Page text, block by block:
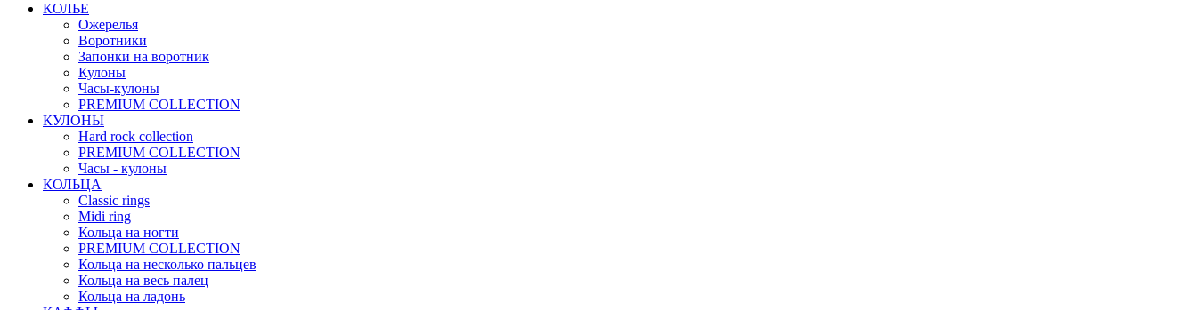
КОЛЬЕ
Ожерелья
Воротники
Запонки на воротник
Кулоны
Часы-кулоны
PREMIUM COLLECTION
КУЛОНЫ
Hard rock collection
PREMIUM COLLECTION
Часы - кулоны
КОЛЬЦА
Classic rings
Midi ring
Кольца на ногти
PREMIUM COLLECTION
Кольца на несколько пальцев
Кольца на весь палец
Кольца на ладонь